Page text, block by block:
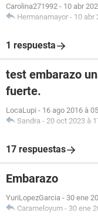
Carolina271992 - 10 abr
Hermanamayor - 10 abr
1 respuesta
test embarazo
fuerte.
LocaLupi - 16 ago 2016 à
Sandra - 20 oct 2023 à
17 respuestas
Embarazo
YuriLopezGarcia - 30 ene
Carameloyum - 30 ene